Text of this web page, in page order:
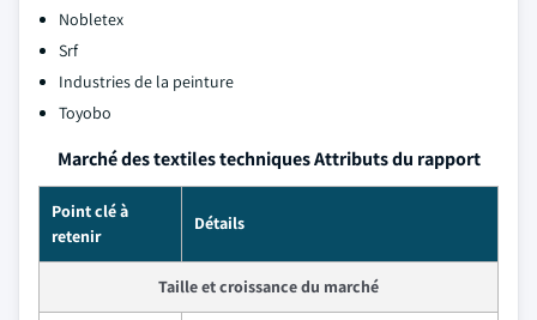
Nobletex
Srf
Industries de la peinture
Toyobo
Marché des textiles techniques Attributs du rapport
Point clé à
retenir
Détails
Taille et croissance du marché